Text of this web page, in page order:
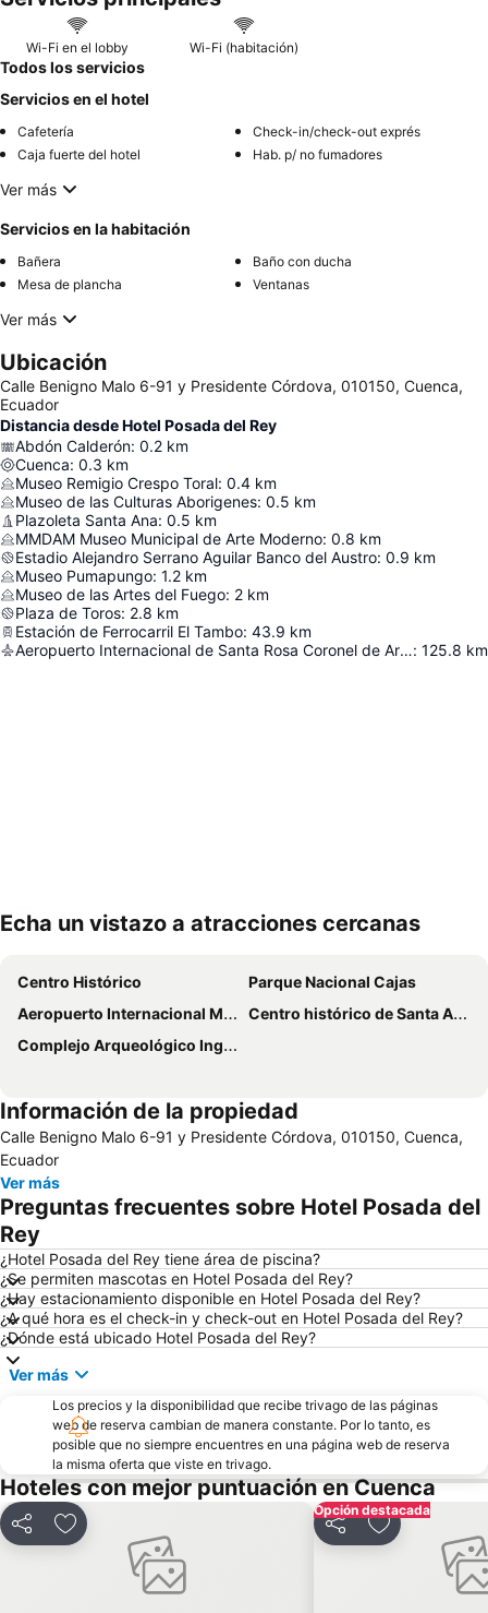
Wi-Fi en el lobby Wi-Fi (habitación)
Todos los servicios
Servicios en el hotel
Cafetería
Check-in/check-out exprés
Caja fuerte del hotel
Hab. p/ no fumadores
Ver más
Servicios en la habitación
Bañera
Baño con ducha
Mesa de plancha
Ventanas
Ver más
Ubicación
Calle Benigno Malo 6-91 y Presidente Córdova, 010150, Cuenca,
Ecuador
Distancia desde Hotel Posada del Rey
Abdón Calderón: 0.2 km
Cuenca: 0.3 km
Museo Remigio Crespo Toral: 0.4 km
Museo de las Culturas Aborigenes: 0.5 km
Plazoleta Santa Ana: 0.5 km
MMDAM Museo Municipal de Arte Moderno: 0.8 km
Estadio Alejandro Serrano Aguilar Banco del Austro: 0.9 km
Museo Pumapungo: 1.2 km
Museo de las Artes del Fuego: 2 km
Plaza de Toros: 2.8 km
Estación de Ferrocarril El Tambo: 43.9 km
Aeropuerto Internacional de Santa Rosa Coronel de Artillería Víctor Larrea: 125.8 km
Echa un vistazo a atracciones cercanas
Centro Histórico
Parque Nacional Cajas
Aeropuerto Internacional Mariscal Lamar
Centro histórico de Santa Ana de los Ríos de Cuenca
Complejo Arqueológico Ingapirca
Información de la propiedad
Calle Benigno Malo 6-91 y Presidente Córdova, 010150, Cuenca,
Ecuador
Ver más
Preguntas frecuentes sobre Hotel Posada del
Rey
¿Hotel Posada del Rey tiene área de piscina?
¿Se permiten mascotas en Hotel Posada del Rey?
¿Hay estacionamiento disponible en Hotel Posada del Rey?
¿A qué hora es el check-in y check-out en Hotel Posada del Rey?
¿Dónde está ubicado Hotel Posada del Rey?
Ver más
Los precios y la disponibilidad que recibe trivago de las páginas
web de reserva cambian de manera constante. Por lo tanto, es
posible que no siempre encuentres en una página web de reserva
la misma oferta que viste en trivago.
Hoteles con mejor puntuación en Cuenca
CompartirAgregar a favoritos
Opción destacada
CompartirAgregar a